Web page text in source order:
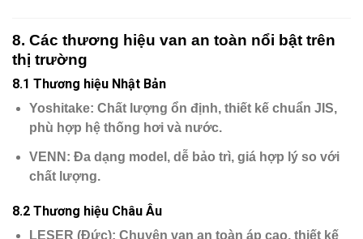
8. Các thương hiệu van an toàn nổi bật trên
thị trường
8.1 Thương hiệu Nhật Bản
Yoshitake: Chất lượng ổn định, thiết kế chuẩn JIS,
phù hợp hệ thống hơi và nước.
VENN : Đa dạng model, dễ bảo trì, giá hợp lý so với
chất lượng.
8.2 Thương hiệu Châu Âu
LESER (Đức): Chuyên van an toàn áp cao, thiết kế